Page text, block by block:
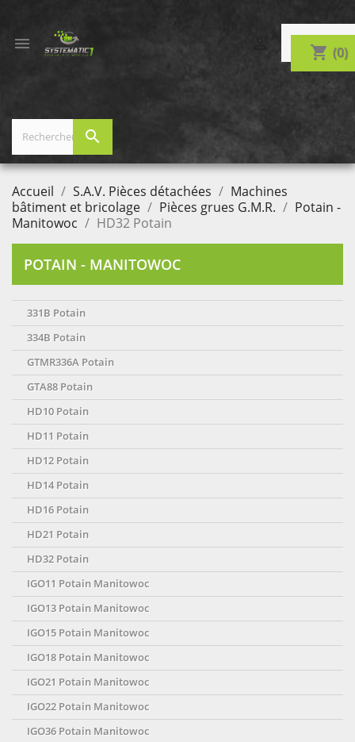
 shopping_cart (0)
search
Accueil S.A.V. Pièces détachées
Machines
bâtiment et bricolage
Pièces grues G.M.R.
Potain -
Manitowoc
HD32 Potain
POTAIN - MANITOWOC
331B Potain
334B Potain
GTMR336A Potain
GTA88 Potain
HD10 Potain
HD11 Potain
HD12 Potain
HD14 Potain
HD16 Potain
HD21 Potain
HD32 Potain
IGO11 Potain Manitowoc
IGO13 Potain Manitowoc
IGO15 Potain Manitowoc
IGO18 Potain Manitowoc
IGO21 Potain Manitowoc
IGO22 Potain Manitowoc
IGO36 Potain Manitowoc